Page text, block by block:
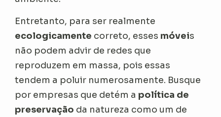
Entretanto, para ser realmente
ecologicamente correto, esses móveis
não podem advir de redes que
reproduzem em massa, pois essas
tendem a poluir numerosamente. Busque
por empresas que detém a política de
preservação da natureza como um de